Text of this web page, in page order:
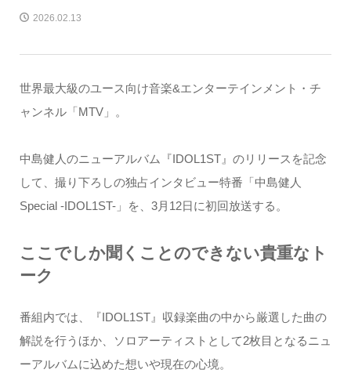
2026.02.13
世界最大級のユース向け音楽&エンターテインメント・チ
ャンネル「MTV」。
中島健人のニューアルバム『IDOL1ST』のリリースを記念
して、撮り下ろしの独占インタビュー特番「中島健人
Special -IDOL1ST-」を、3月12日に初回放送する。
ここでしか聞くことのできない貴重なト
ーク
番組内では、『IDOL1ST』収録楽曲の中から厳選した曲の
解説を行うほか、ソロアーティストとして2枚目となるニュ
ーアルバムに込めた想いや現在の心境。